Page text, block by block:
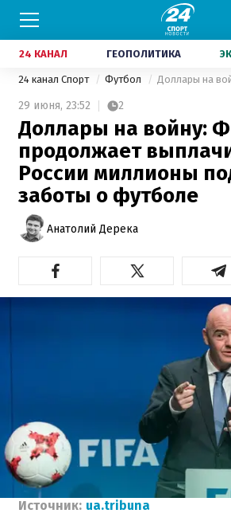
24 КАНАЛ ГЕОПОЛИТИКА
24 канал Спорт Футбол
29 июня, 23:52 2
Доллары на войну:
продолжает
России миллионы
заботы о футболе
Анатолий Дерека
Источник: ua.tribuna